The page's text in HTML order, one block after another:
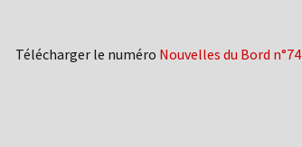
Télécharger le numéro Nouvelles du Bord n°74